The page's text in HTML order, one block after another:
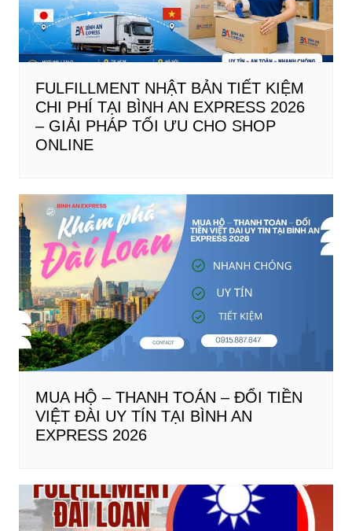
FULFILLMENT NHẬT BẢN TIẾT KIỆM
CHI PHÍ TẠI BÌNH AN EXPRESS 2026
– GIẢI PHÁP TỐI ƯU CHO SHOP
ONLINE
MUA HỘ – THANH TOÁN – ĐỔI TIỀN
VIỆT ĐÀI UY TÍN TẠI BÌNH AN
EXPRESS 2026